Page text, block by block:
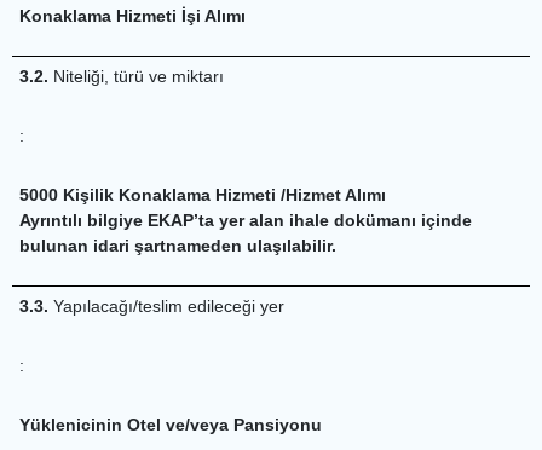
Konaklama Hizmeti İşi Alımı
3.2. Niteliği, türü ve miktarı
:
5000 Kişilik Konaklama Hizmeti /Hizmet Alımı
Ayrıntılı bilgiye EKAP’ta yer alan ihale dokümanı içinde
bulunan idari şartnameden ulaşılabilir.
3.3. Yapılacağı/teslim edileceği yer
:
Yüklenicinin Otel ve/veya Pansiyonu